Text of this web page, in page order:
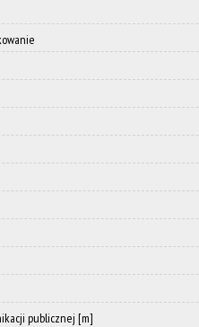
publicznej [m]